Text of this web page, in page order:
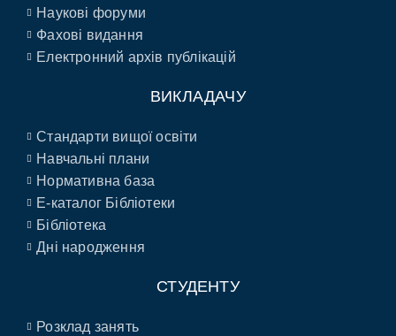
Наукові форуми
Фахові видання
Електронний архів публікацій
ВИКЛАДАЧУ
Стандарти вищої освіти
Навчальні плани
Нормативна база
E-каталог Бібліотеки
Бібліотека
Дні народження
СТУДЕНТУ
Розклад занять